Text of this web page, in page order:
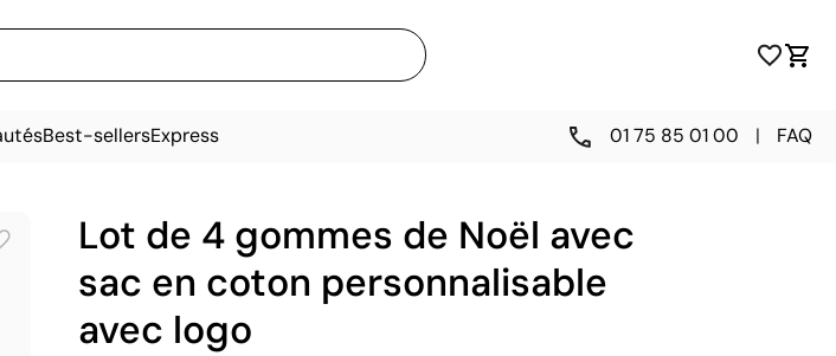
Best-sellersExpress 01 75 85 01 00 | FAQ
Lot de 4 gommes de Noël avec
sac en coton personnalisable
avec logo